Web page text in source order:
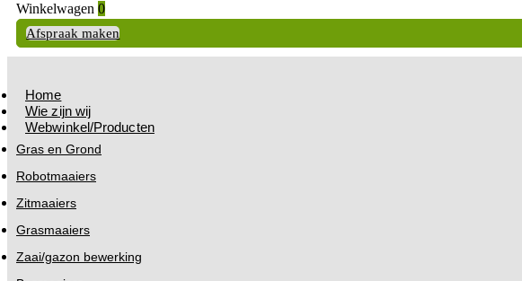
Winkelwagen 0
Afspraak maken
Home
Wie zijn wij
Webwinkel/Producten
Gras en Grond
Robotmaaiers
Zitmaaiers
Grasmaaiers
Zaai/gazon bewerking